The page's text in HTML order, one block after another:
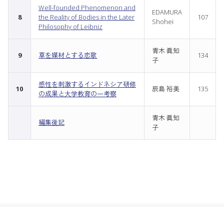
8
Well-founded Phenomenon and
the Reality of Bodies in the Later
Philosophy of Leibniz
EDAMURA
Shohei
107
9 草を媒材とする恋歌
青木 眞知
子
134
10
感性を刺激するインドネシア研修
の成果と大学教育の一考察
辰島 裕美 135
編集後記
青木 眞知
子